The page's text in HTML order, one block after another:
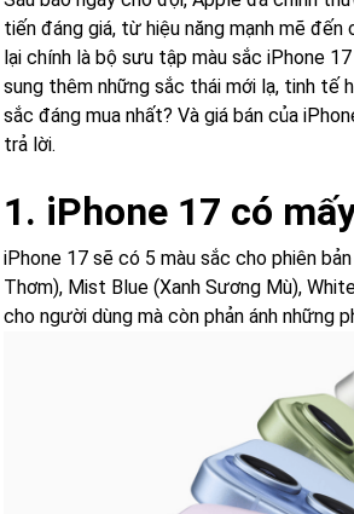
tiến đáng giá, từ hiệu năng mạnh mẽ đến
lại chính là bộ sưu tập màu sắc iPhone
sung thêm những sắc thái mới lạ, tinh tế
sắc đáng mua nhất? Và giá bán của
trả lời.
1. iPhone 17 có
iPhone 17 sẽ có 5 màu sắc cho phiên
Thơm), Mist Blue (Xanh Sương Mù),
cho người dùng mà còn phản ánh những